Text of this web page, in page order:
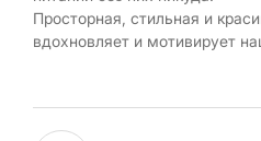
Просторная, стильная и
вдохновляет и мотивирует